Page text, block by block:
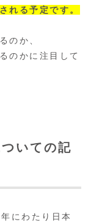
れる予定です。
のか、
のかに注目して
いての記
にわたり日本